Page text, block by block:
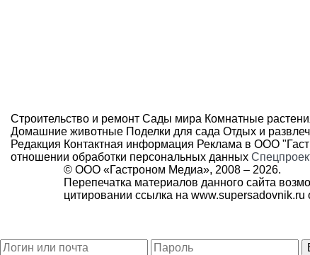
Строительство и ремонт Сады мира Комнатные
Домашние животные Поделки для сада Отдых и
Редакция Контактная информация Реклама в ООО
отношении обработки персональных данных
© ООО «Гастроном Медиа», 2008 – 2026.
Перепечатка материалов данного сайта
цитировании ссылка на www.supersadovnik.ru